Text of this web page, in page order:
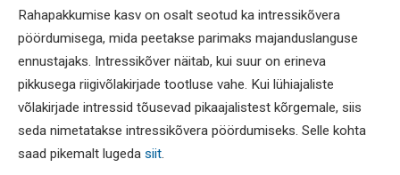
Rahapakkumise kasv on osalt seotud ka intressikõvera
pöördumisega, mida peetakse parimaks majanduslanguse
ennustajaks. Intressikõver näitab, kui suur on erineva
pikkusega riigivõlakirjade tootluse vahe. Kui lühiajaliste
võlakirjade intressid tõusevad pikaajalistest kõrgemale, siis
seda nimetatakse intressikõvera pöördumiseks. Selle kohta
saad pikemalt lugeda siit